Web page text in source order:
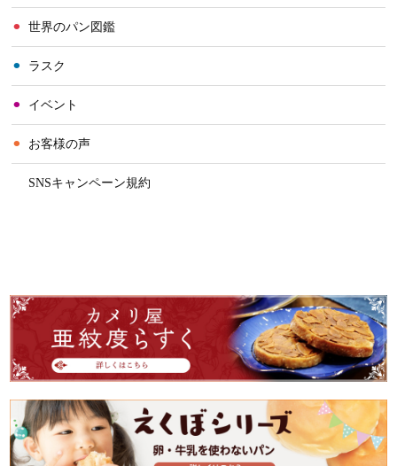
⚫︎ 世界のパン図鑑
⚫︎ ラスク
⚫︎ イベント
⚫︎ お客様の声
SNSキャンペーン規約